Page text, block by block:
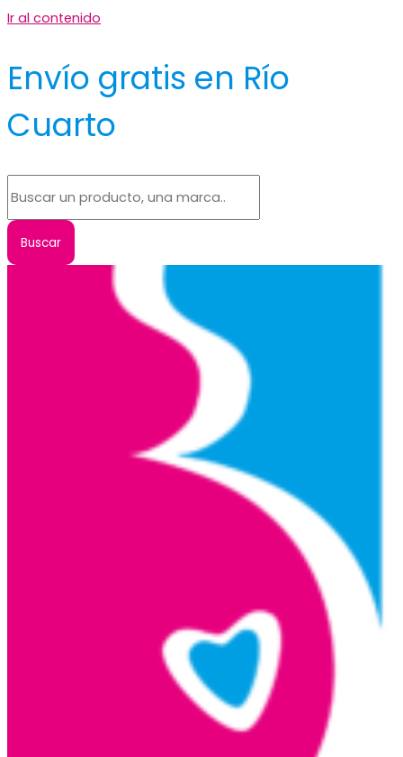
Ir al contenido
Envío gratis en Río
Cuarto